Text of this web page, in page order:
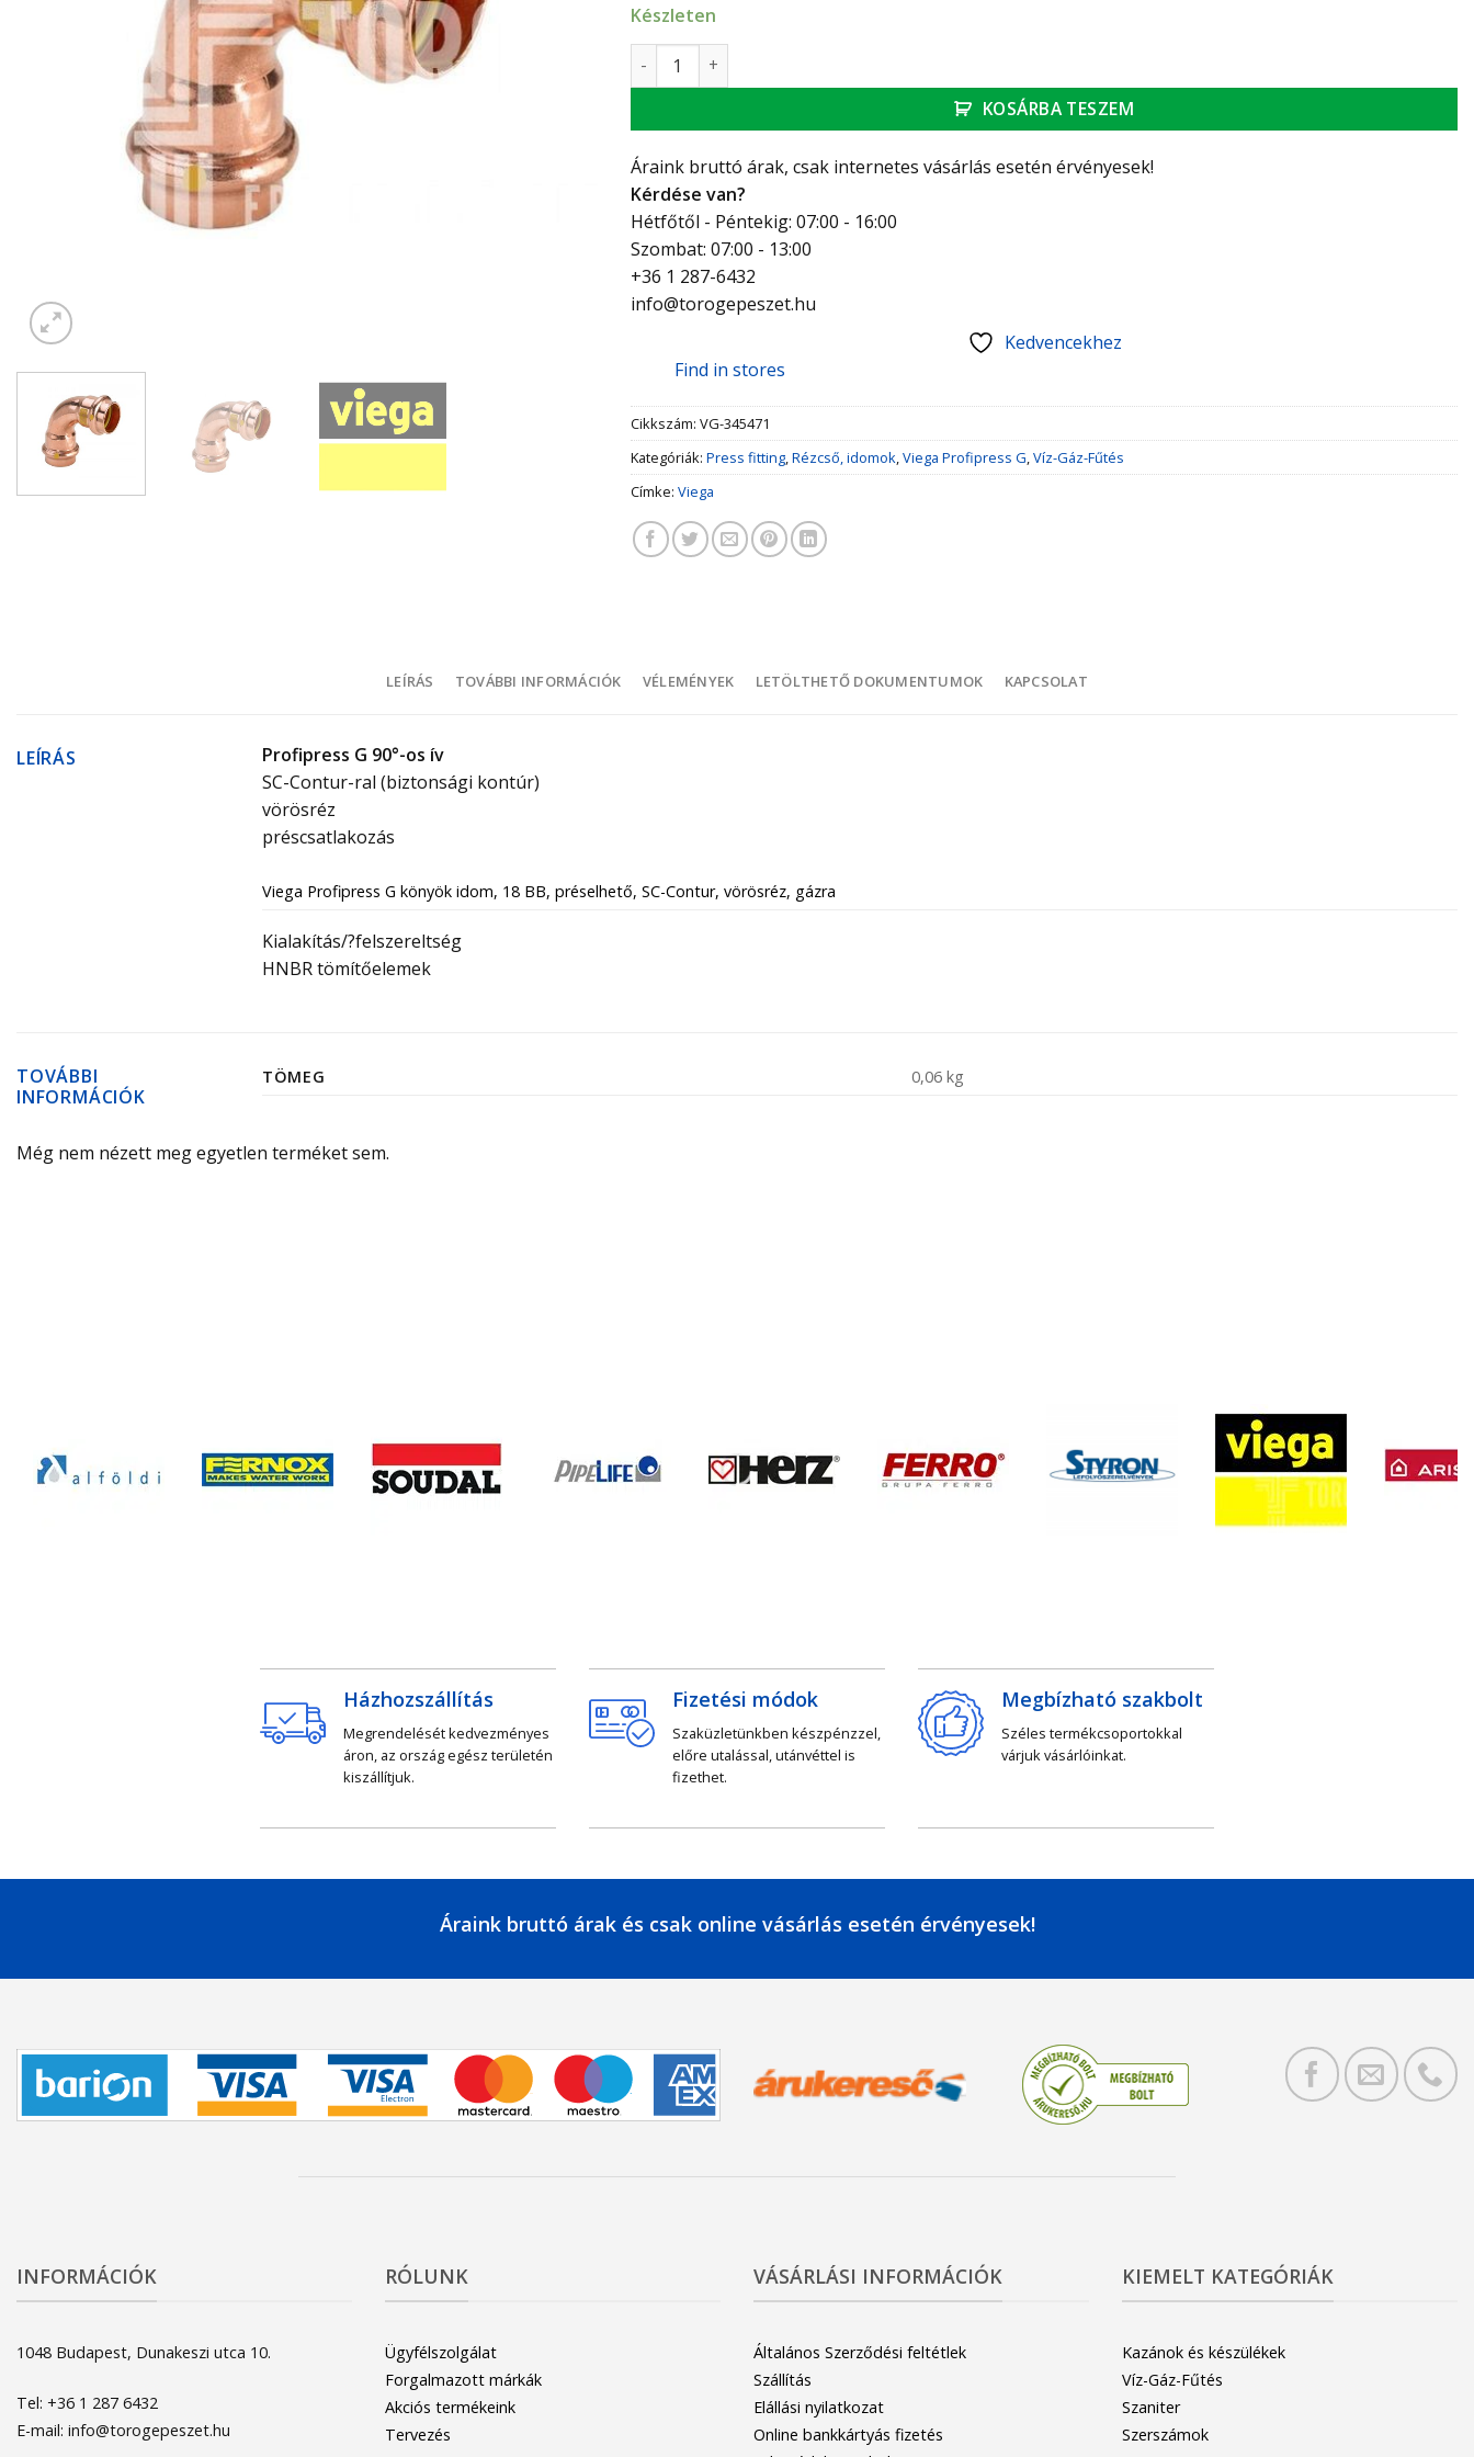
Készleten
Viega Profipress G könyök, 18 BB, vörösréz mennyiség
KOSÁRBA TESZEM
Áraink bruttó árak, csak internetes vásárlás esetén érvényesek!
Kérdése van?
Hétfőtől - Péntekig: 07:00 - 16:00
Szombat: 07:00 - 13:00
+36 1 287-6432
info@torogepeszet.hu
Kedvencekhez
Find in stores
Cikkszám: VG-345471
Kategóriák: Press fitting Rézcső, idomok Viega Profipress G Víz-Gáz-Fűtés
Címke: Viega
LEÍRÁS TOVÁBBI INFORMÁCIÓK VÉLEMÉNYEK LETÖLTHETŐ DOKUMENTUMOK KAPCSOLAT
LEÍRÁS
Profipress G 90°-os ív
SC-Contur-ral (biztonsági kontúr)
vörösréz
préscsatlakozás
Viega Profipress G könyök idom, 18 BB, préselhető, SC-Contur, vörösréz, gázra
Kialakítás/?felszereltség
HNBR tömítőelemek
TOVÁBBI
INFORMÁCIÓK
TÖMEG 0,06 kg
Még nem nézett meg egyetlen terméket sem.
Házhozszállítás
Megrendelését kedvezményes
áron, az ország egész területén
kiszállítjuk.
Fizetési módok
Szaküzletünkben készpénzzel,
előre utalással, utánvéttel is
fizethet.
Megbízható szakbolt
Széles termékcsoportokkal
várjuk vásárlóinkat.
Áraink bruttó árak és csak online vásárlás esetén érvényesek!
INFORMÁCIÓK
1048 Budapest, Dunakeszi utca 10.
Tel: +36 1 287 6432
E-mail: info@torogepeszet.hu
RÓLUNK
Ügyfélszolgálat
Forgalmazott márkák
Akciós termékeink
Tervezés
VÁSÁRLÁSI INFORMÁCIÓK
Általános Szerződési feltétlek
Szállítás
Elállási nyilatkozat
Online bankkártyás fizetés
KIEMELT KATEGÓRIÁK
Kazánok és készülékek
Víz-Gáz-Fűtés
Szaniter
Szerszámok